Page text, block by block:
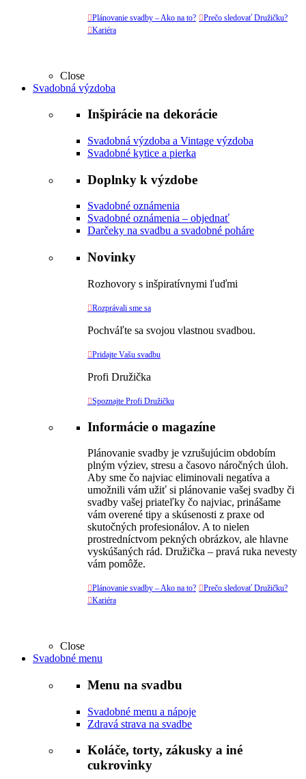
Plánovanie svadby – Ako na to? Prečo sledovať Družičku?
Kariéra
Close
Svadobná výzdoba
Inšpirácie na dekorácie
Svadobná výzdoba a Vintage výzdoba
Svadobné kytice a pierka
Doplnky k výzdobe
Svadobné oznámenia
Svadobné oznámenia – objednať
Darčeky na svadbu a svadobné poháre
Novinky
Rozhovory s inšpiratívnymi ľuďmi
Rozprávali sme sa
Pochváľte sa svojou vlastnou svadbou.
Pridajte Vašu svadbu
Profi Družička
Spoznajte Profi Družičku
Informácie o magazíne
Plánovanie svadby je vzrušujúcim obdobím
plným výziev, stresu a časovo náročných úloh.
Aby sme čo najviac eliminovali negatíva a
umožnili vám užiť si plánovanie vašej svadby či
svadby vašej priateľky čo najviac, prinášame
vám overené tipy a skúsenosti z praxe od
skutočných profesionálov. A to nielen
prostredníctvom pekných obrázkov, ale hlavne
vyskúšaných rád. Družička – pravá ruka nevesty
vám pomôže.
Plánovanie svadby – Ako na to? Prečo sledovať Družičku?
Kariéra
Close
Svadobné menu
Menu na svadbu
Svadobné menu a nápoje
Zdravá strava na svadbe
Koláče, torty, zákusky a iné
cukrovinky